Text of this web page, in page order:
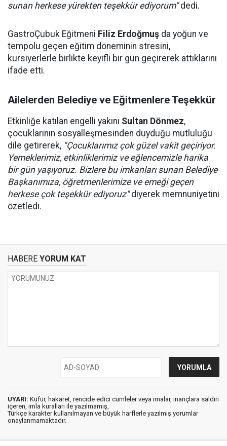
sunan herkese yürekten teşekkür ediyorum"dedi.
GastroÇubuk Eğitmeni Filiz Erdoğmuş da yoğun ve
tempolu geçen eğitim döneminin stresini,
kursiyerlerle birlikte keyifli bir gün geçirerek attıklarını
ifade etti.
Ailelerden Belediye ve Eğitmenlere Teşekkür
Etkinliğe katılan engelli yakını Sultan Dönmez,
çocuklarının sosyalleşmesinden duyduğu mutluluğu
dile getirerek, "Çocuklarımız çok güzel vakit geçiriyor.
Yemeklerimiz, etkinliklerimiz ve eğlencemizle harika
bir gün yaşıyoruz. Bizlere bu imkanları sunan Belediye
Başkanımıza, öğretmenlerimize ve emeği geçen
herkese çok teşekkür ediyoruz"diyerek memnuniyetini
özetledi.
HABERE YORUM KAT
UYARI: Küfür, hakaret, rencide edici cümleler veya imalar, inançlara saldırı
içeren, imla kuralları ile yazılmamış,
Türkçe karakter kullanılmayan ve büyük harflerle yazılmış yorumlar
onaylanmamaktadır.